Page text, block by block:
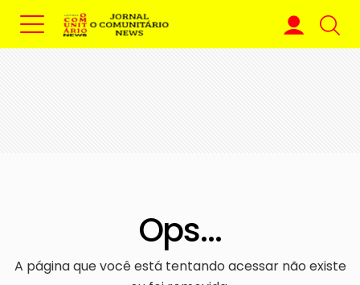
Ops...
A página que você está tentando acessar não existe